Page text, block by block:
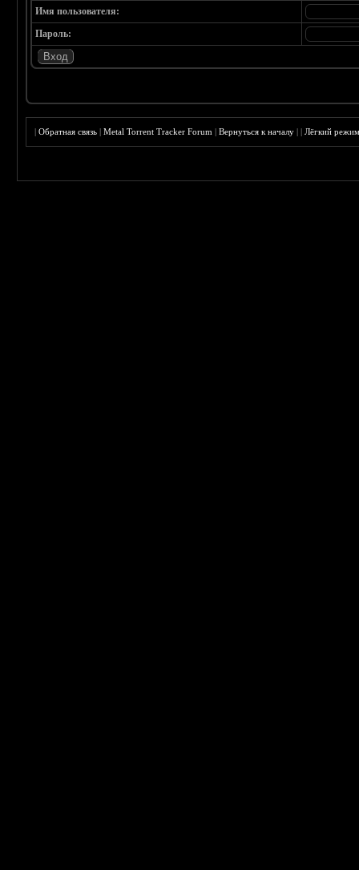
Имя пользователя:
Пароль:
|Обратная связь |Metal Torrent Tracker Forum |Вернуться к началу ||Лёгкий